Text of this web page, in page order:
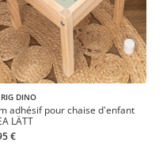
DINO
adhésif pour chaise d'enfant
LÄTT
€